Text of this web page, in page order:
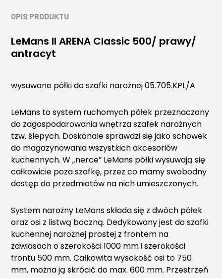
OPIS PRODUKTU
LeMans II ARENA Classic 500/ prawy/
antracyt
wysuwane półki do szafki narożnej 05.705.KPL/A
LeMans to system ruchomych półek przeznaczony
do zagospodarowania wnętrza szafek narożnych
tzw. ślepych. Doskonale sprawdzi się jako schowek
do magazynowania wszystkich akcesoriów
kuchennych. W „nerce” LeMans półki wysuwają się
całkowicie poza szafkę, przez co mamy swobodny
dostęp do przedmiotów na nich umieszczonych.
System narożny LeMans składa się z dwóch półek
oraz osi z listwą boczną. Dedykowany jest do szafki
kuchennej narożnej prostej z frontem na
zawiasach o szerokości 1000 mm i szerokości
frontu 500 mm. Całkowita wysokość osi to 750
mm, można ją skrócić do max. 600 mm. Przestrzeń